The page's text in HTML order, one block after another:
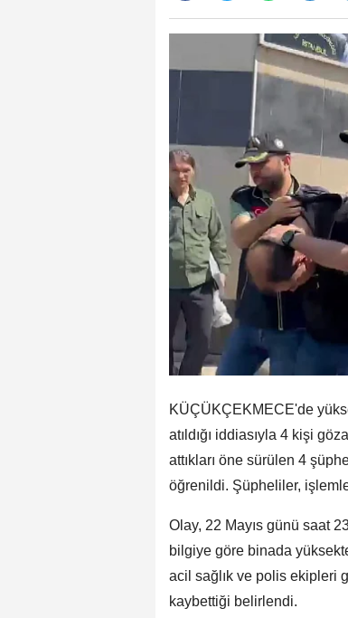
KÜÇÜKÇEKMECE'de
atıldığı iddiasıyla 4 kişi
attıkları öne sürülen 4
öğrenildi. Şüpheliler,
Olay, 22 Mayıs günü saat
bilgiye göre binada
acil sağlık ve polis ekipleri
kaybettiği belirlendi.